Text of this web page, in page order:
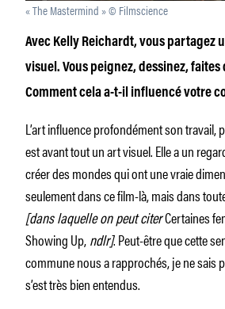
« The Mastermind » © Filmscience
Avec Kelly Reichardt, vous partagez
visuel. Vous peignez, dessinez,
Comment cela a-t-il influencé votre
L’art influence profondément son travail,
est avant tout un art visuel. Elle a un
créer des mondes qui ont une vraie
seulement dans ce film-là, mais dans
[dans laquelle on peut citerCertaines
Showing Up,ndlr]. Peut-être que cette
commune nous a rapprochés, je ne sais
s’est très bien entendus.